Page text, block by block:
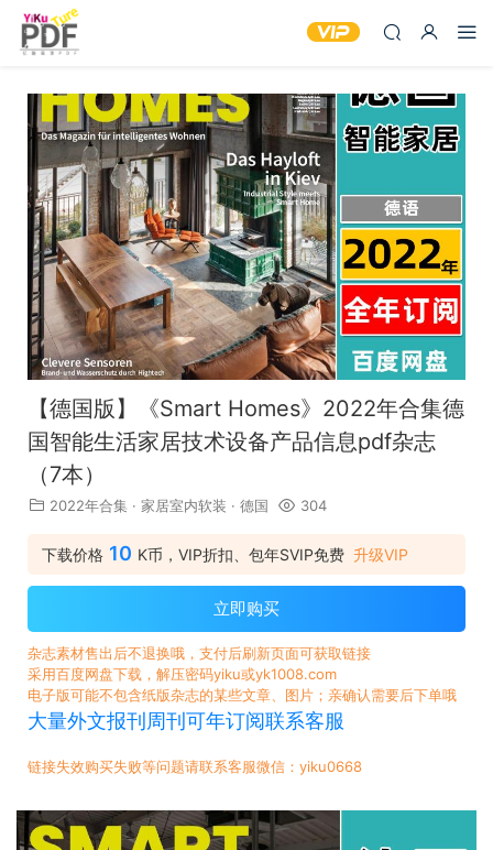
【德国版】《Smart Homes》2022年合集德
国智能生活家居技术设备产品信息pdf杂志
（7本）
2022年合集 · 家居室内软装 · 德国 304
下载价格 10 K币，VIP折扣、包年SVIP免费 升级VIP
立即购买
杂志素材售出后不退换哦，支付后刷新页面可获取链接
采用百度网盘下载，解压密码yiku或yk1008.com
电子版可能不包含纸版杂志的某些文章、图片；亲确认需要后下单哦
大量外文报刊周刊可年订阅联系客服
链接失效购买失败等问题请联系客服微信：yiku0668